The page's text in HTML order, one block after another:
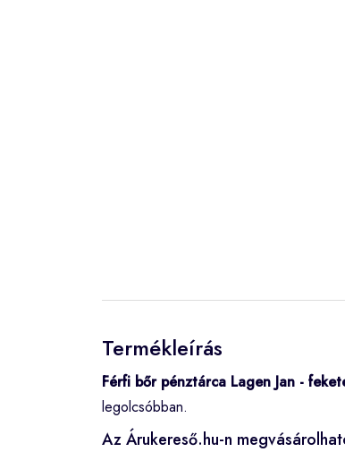
Termékleírás
Férfi bőr pénztárca Lagen Jan -
legolcsóbban.
Az Árukereső.hu-n